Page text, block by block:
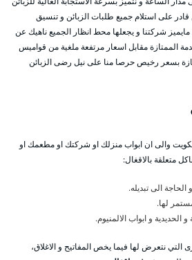
على استلام جميع طلبات الزبائن و تنسيق
شركتنا و يجعلها محط انظار الجميع ناهيك عن
الممتازة مقابل اسعار مرتفعة ملغية من قواميس
بسعر رخيص حرصا منا على نيل رضى الزبائن
والى ان ابواب منزلك او شركتك او مطعمك او
متعلقة بالاقغال:
الى تبديله.
لها.
الحديدية و ابواب الالمنيوم.
التي نتعرض لها فيما يخص المفاتيح و الاغلاق،